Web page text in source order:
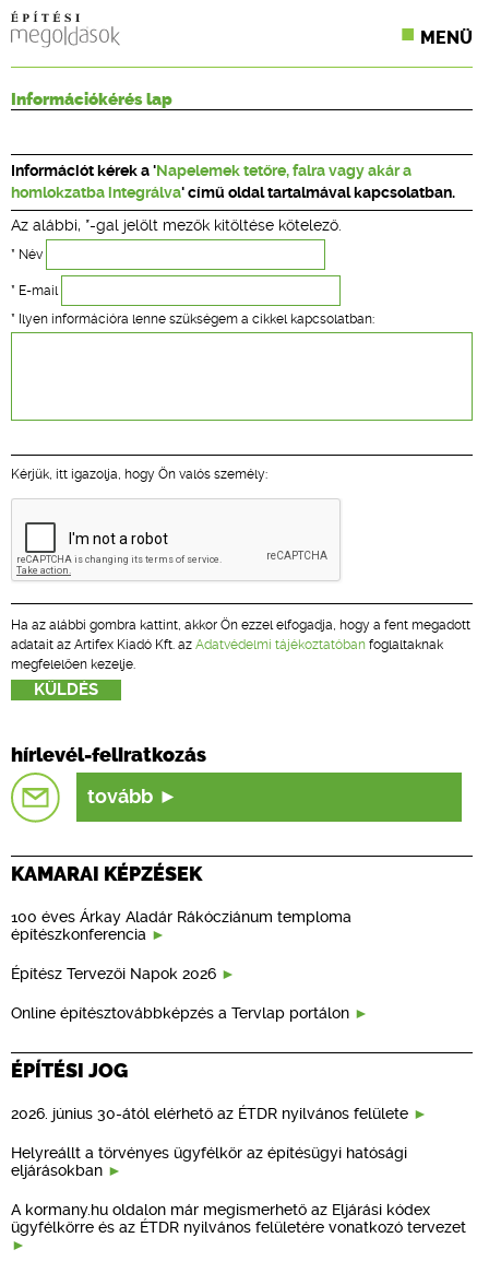
MENÜ
CPR TERMÉKKIÍRÁS
ÉPÍTÉSI JOG
ONLINE KÉPZÉSEK
TERVEZÉSI SEGÉDLETEK
Információkérés lap
Információt kérek a 'Napelemek tetőre, falra vagy akár a
homlokzatba integrálva' című oldal tartalmával kapcsolatban.
Az alábbi, *-gal jelölt mezők kitöltése kötelező.
* Név
* E-mail
* Ilyen információra lenne szükségem a cikkel kapcsolatban:
Kérjük, itt igazolja, hogy Ön valós személy:
Ha az alábbi gombra kattint, akkor Ön ezzel elfogadja, hogy a fent megadott
adatait az Artifex Kiadó Kft. az Adatvédelmi tájékoztatóban foglaltaknak
megfelelően kezelje.
hírlevél-feliratkozás
tovább
KAMARAI KÉPZÉSEK
100 éves Árkay Aladár Rákócziánum temploma
építészkonferencia
Építész Tervezői Napok 2026
Online építésztovábbképzés a Tervlap portálon
ÉPÍTÉSI JOG
2026. június 30-ától elérhető az ÉTDR nyilvános felülete
Helyreállt a törvényes ügyfélkör az építésügyi hatósági
eljárásokban
A kormany.hu oldalon már megismerhető az Eljárási kódex
ügyfélkörre és az ÉTDR nyilvános felületére vonatkozó tervezet